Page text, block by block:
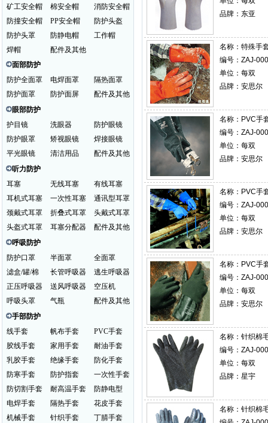
矿工安全帽
棉安全帽
消防安全帽
防撞安全帽
PP安全帽
防护头盔
防护头罩
防静电帽
工作帽
焊帽
配件及其他
面部防护
防护全面罩
电焊面罩
隔热面罩
防护面罩
防护面屏
配件及其他
眼部防护
护目镜
洗眼器
防护眼镜
防护眼罩
矫视眼镜
焊接眼镜
平光眼镜
清洁用品
配件及其他
听力防护
耳塞
无线耳塞
有线耳塞
耳机式耳塞
一次性耳塞
通讯型耳罩
颈戴式耳罩
折叠式耳罩
头戴式耳罩
头盔式耳罩
耳塞分配器
配件及其他
呼吸防护
防护口罩
半面罩
全面罩
滤盒/罐/棉
长管呼吸器
逃生呼吸器
正压呼吸器
送风呼吸器
空压机
呼吸头罩
气瓶
配件及其他
手部防护
线手套
帆布手套
PVC手套
胶线手套
家用手套
耐油手套
乳胶手套
绝缘手套
防化手套
防寒手套
防护指套
一次性手套
防切割手套
耐高温手套
防静电型
电焊手套
隔热手套
花皮手套
机械手套
针织手套
丁腈手套
品牌：东亚
名称： 特殊手
编号：ZAJ-
单位：每双
品牌：安思尔
名称： PVC手
编号：ZAJ-
单位：每双
品牌：安思尔
名称： PVC手
编号：ZAJ-
单位：每双
品牌：安思尔
名称： PVC手
编号：ZAJ-
单位：每双
品牌：安思尔
名称： 针织棉
编号：ZAJ-
单位：每双
品牌：星宇
名称： 针织棉